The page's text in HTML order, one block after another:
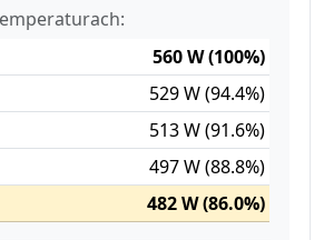
560 W (100%)
529 W (94.4%)
513 W (91.6%)
497 W (88.8%)
482 W (86.0%)